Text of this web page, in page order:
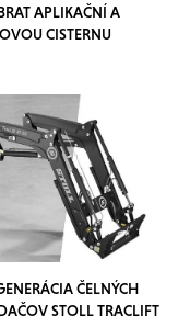
APLIKAČNÍ A
CISTERNU
ČELNÝCH
STOLL TRACLIFT